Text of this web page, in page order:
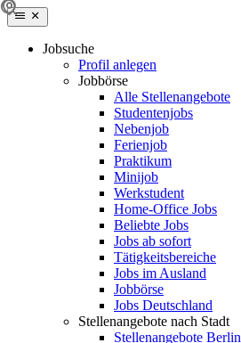
Jobsuche
Profil anlegen
Jobbörse
Alle Stellenangebote
Studentenjobs
Nebenjob
Ferienjob
Praktikum
Minijob
Werkstudent
Home-Office Jobs
Beliebte Jobs
Jobs ab sofort
Tätigkeitsbereiche
Jobs im Ausland
Jobbörse
Jobs Deutschland
Stellenangebote nach Stadt
Stellenangebote Berlin